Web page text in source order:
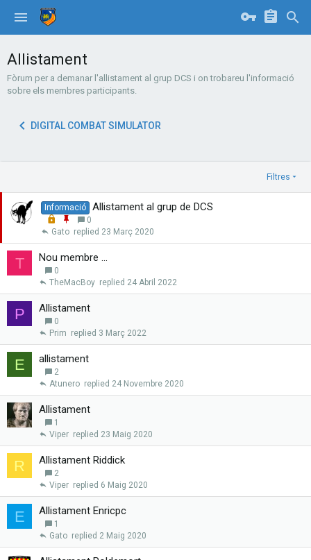
Allistament
Fòrum per a demanar l'allistament al grup DCS i on trobareu l'informació
sobre els membres participants.
DIGITAL COMBAT SIMULATOR
Filtres
Informació Allistament al grup de DCS
o
c
e
d
n
g
n
a
r
0
23 Març 2020
Gato
T Nou membre ...
0
24 Abril 2022
TheMacBoy
P Allistament
0
3 Març 2022
Prim
E allistament
2
24 Novembre 2020
Atunero
Allistament
1
23 Maig 2020
Viper
R Allistament Riddick
2
6 Maig 2020
Viper
E Allistament Enricpc
1
2 Maig 2020
Gato